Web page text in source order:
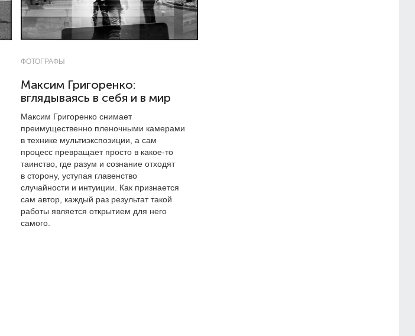
ФОТОГРАФЫ
Максим Григоренко:
вглядываясь в себя и в мир
Максим Григоренко снимает
преимущественно пленочными камерами
в технике мультиэкспозиции, а сам
процесс превращает просто в какое-то
таинство, где разум и сознание отходят
в сторону, уступая главенство
случайности и интуиции. Как признается
сам автор, каждый раз результат такой
работы является открытием для него
самого.